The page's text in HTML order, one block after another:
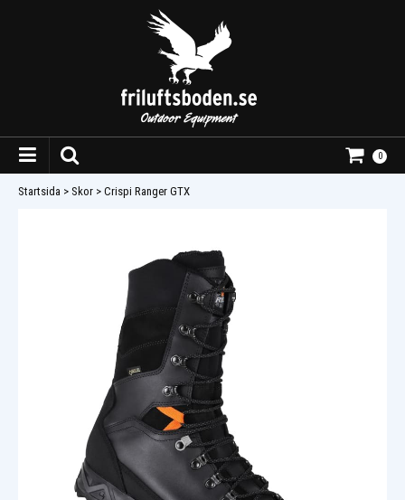
0
Startsida > Skor > Crispi Ranger GTX